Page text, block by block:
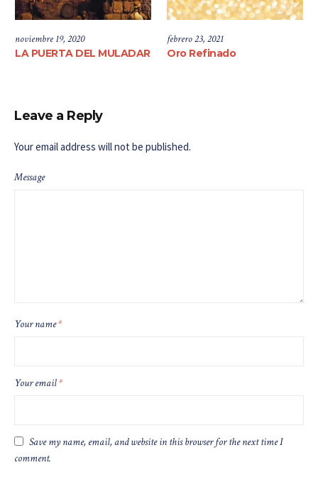
noviembre 19, 2020
LA PUERTA DEL MULADAR
febrero 23, 2021
Oro Refinado
Leave a Reply
Your email address will not be published.
Message
Your name*
Your email*
Save my name, email, and website in this browser for the next time I
comment.